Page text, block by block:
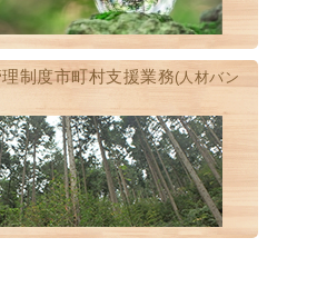
制度市町村支援業務(人材バン